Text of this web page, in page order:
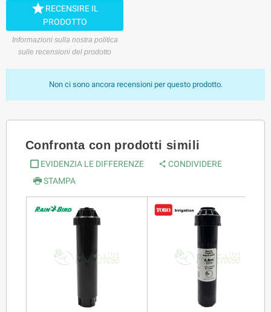
RECENSIRE IL
PRODOTTO
Informazioni sulla nostra politica
sulle recensioni del prodotto
Non ci sono ancora recensioni per questo prodotto.
Confronta con prodotti simili
EVIDENZIA LE DIFFERENZE
CONDIVIDERE
STAMPA